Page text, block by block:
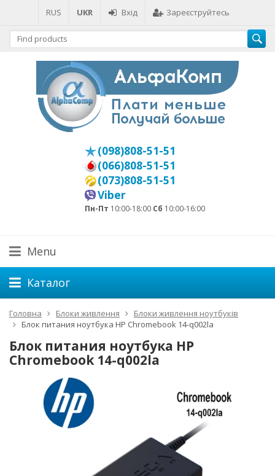
RUS UKR Вхід Зареєструйтесь
(098)808-51-51
(066)808-51-51
(073)808-51-51
Viber
Пн-Пт 10:00-18:00 Сб 10:00-16:00
Menu
Каталог
Головна Блоки живлення
Блоки живлення ноутбуків
Блок питания ноутбука HP Chromebook 14-q002la
Блок питания ноутбука HP
Chromebook 14-q002la